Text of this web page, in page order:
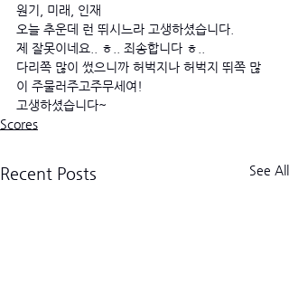
원기, 미래, 인재
오늘 추운데 런 뛰시느라 고생하셨습니다.
제 잘못이네요.. ㅎ.. 죄송합니다 ㅎ..
다리쪽 많이 썼으니까 허벅지나 허벅지 뛰쪽 많
이 주물러주고주무세여!
고생하셨습니다~
Scores
Recent Posts See All